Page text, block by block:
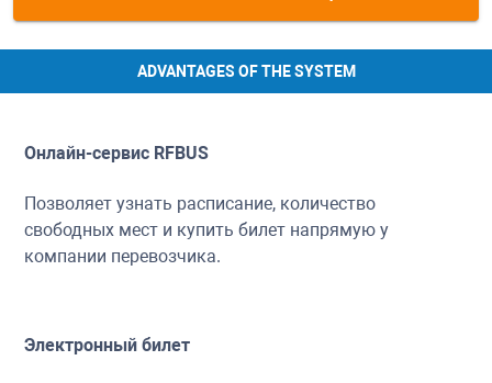
ADVANTAGES OF THE SYSTEM
Онлайн-сервис RFBUS
Позволяет узнать расписание, количество
свободных мест и купить билет напрямую у
компании перевозчика.
Электронный билет